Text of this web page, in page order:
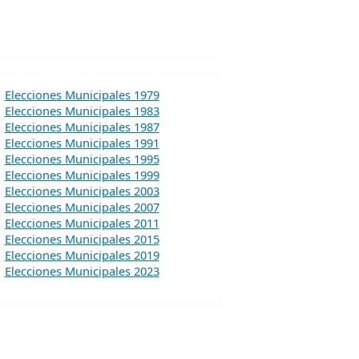
Elecciones Municipales 1979
Elecciones Municipales 1983
Elecciones Municipales 1987
Elecciones Municipales 1991
Elecciones Municipales 1995
Elecciones Municipales 1999
Elecciones Municipales 2003
Elecciones Municipales 2007
Elecciones Municipales 2011
Elecciones Municipales 2015
Elecciones Municipales 2019
Elecciones Municipales 2023